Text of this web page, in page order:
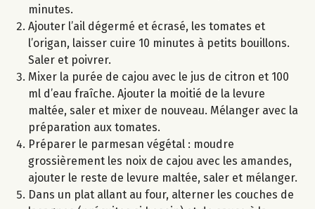
minutes.
Ajouter l’ail dégermé et écrasé, les tomates et
l’origan, laisser cuire 10 minutes à petits bouillons.
Saler et poivrer.
Mixer la purée de cajou avec le jus de citron et 100
ml d’eau fraîche. Ajouter la moitié de la levure
maltée, saler et mixer de nouveau. Mélanger avec la
préparation aux tomates.
Préparer le parmesan végétal : moudre
grossièrement les noix de cajou avec les amandes,
ajouter le reste de levure maltée, saler et mélanger.
Dans un plat allant au four, alterner les couches de